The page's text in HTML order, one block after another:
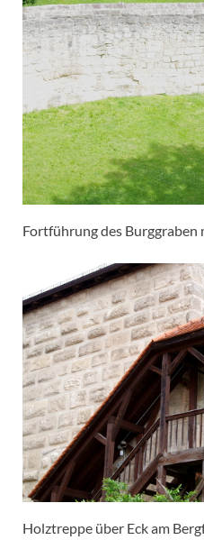
Fortführung des Burggraben
Holztreppe über Eck am